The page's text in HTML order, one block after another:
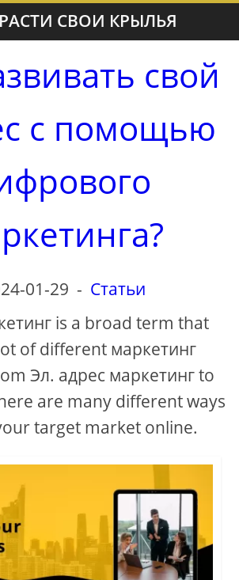
СВОИ КРЫЛЬЯ
свой
с помощью
01-29 - Статьи
is a broad term that
of different маркетинг
Эл. адрес маркетинг to
are many different ways
target market online.